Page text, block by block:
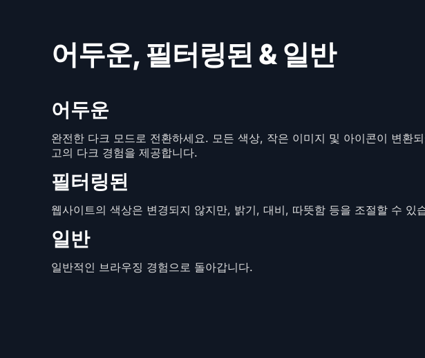
어두운, 필터링된 & 일반
어두운
완전한 다크 모드로 전환하세요. 모든 색상, 작은 이미지 및 아이콘이 변환
고의 다크 경험을 제공합니다.
필터링된
웹사이트의 색상은 변경되지 않지만, 밝기, 대비, 따뜻함 등을 조절할 수 있
일반
일반적인 브라우징 경험으로 돌아갑니다.